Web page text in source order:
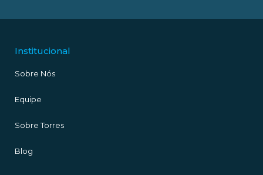
Institucional
Sobre Nós
Equipe
Sobre Torres
Blog